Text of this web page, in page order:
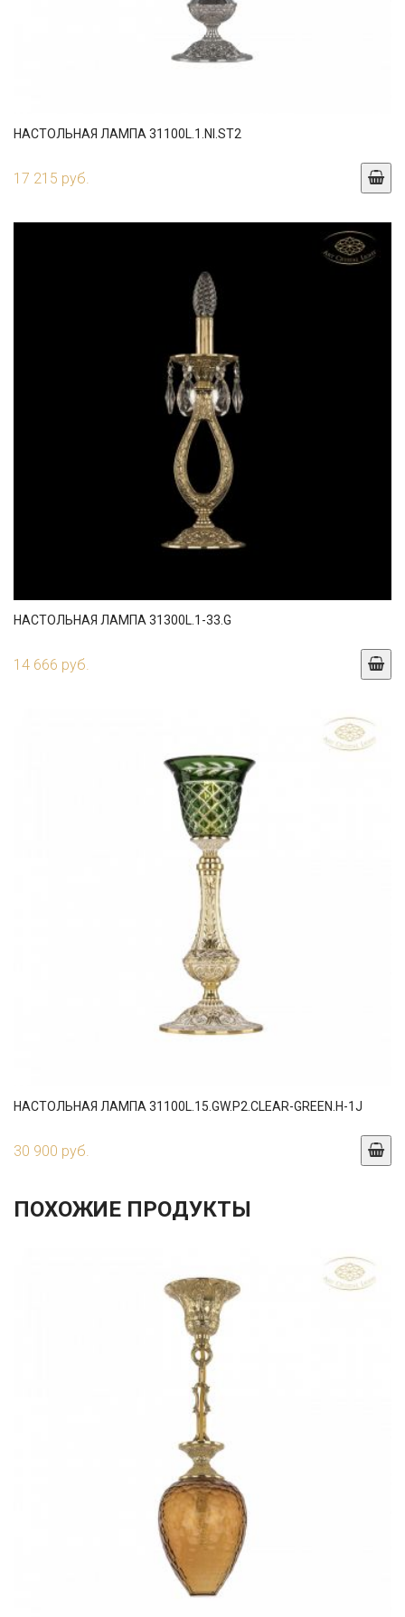
НАСТОЛЬНАЯ ЛАМПА 31100L.1.NI.ST2
17 215 руб.
НАСТОЛЬНАЯ ЛАМПА 31300L.1-33.G
14 666 руб.
НАСТОЛЬНАЯ ЛАМПА 31100L.15.GW.P2.CLEAR-GREEN.H-1J
30 900 руб.
ПОХОЖИЕ ПРОДУКТЫ